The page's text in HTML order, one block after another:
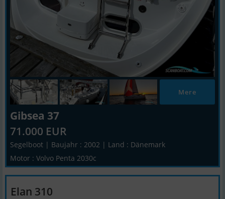
Mere
Gibsea 37
71.000 EUR
Segelboot | Baujahr : 2002 | Land : Dänemark
Motor : Volvo Penta 2030c
Elan 310